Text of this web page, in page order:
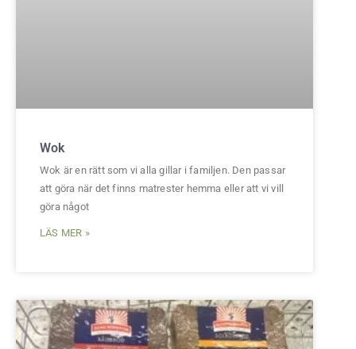
Wok
Wok är en rätt som vi alla gillar i familjen. Den passar
att göra när det finns matrester hemma eller att vi vill
göra något
LÄS MER »